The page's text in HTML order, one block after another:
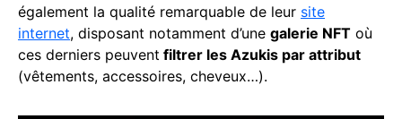
également la qualité remarquable de leur site
internet, disposant notamment d’une galerie NFT où
ces derniers peuvent filtrer les Azukis par attribut
(vêtements, accessoires, cheveux…).